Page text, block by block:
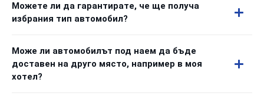
Можете ли да гарантирате, че ще получа
избрания тип автомобил?
Може ли автомобилът под наем да бъде
доставен на друго място, например в моя
хотел?